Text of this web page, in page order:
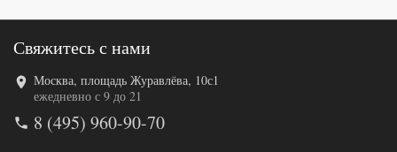
Код товара
574-472
Артикул
03
Свяжитесь с нами
Москва, площадь Журавлёва, 10с1
ежедневно с 9 до 21
8 (495) 960-90-70